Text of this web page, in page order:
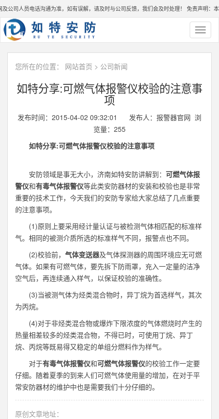
人员电话沟通为准，如有误解，请及时与公司反馈，我们会及时处理！免责声明：本公
您所在的位置： 网站首页 > 公司新闻
如特分享:可燃气体报警仪校验的注意事
项
发布时间：2015-04-02 09:32:01 发布人：报警器官网 浏
览量： 255
如特分享:可燃气体报警仪校验的注意事项
安防领域是事无大小，济南如特安防讲解到： 可燃气体报
警仪和有毒气体报警仪等此类安防器材的安装和校验也是非常
重要的技术工作，今天我们的安防专家给大家总结了几点重要
的注意事项。
(1)原则上要采用经计量认证与被检测气体相匹配的标准样
气。相同的被测介质所选的标准样气不同，报警点也不同。
(2)校验前， 气体变送器及气体探测器的周围环境应无可燃
气体。如果有可燃气体，要先拆下防雨罩，充入一定量的洁净
空气后，再连续通入样气，以保证校验的准确性。
(3)当被测气体为烃类混合物时，异丁烷为首选样气，其次
为丙烷。
(4)对于非烃类混合物或爆炸下限浓度的气体燃烧时产生的
热量相差较多的烃类混合物，不得已时，可使用丁烷、异丁
烷、丙烷等既易得又稳定的单组分燃料作为样气。
对于有毒气体报警仪和可燃气体报警仪的校验工作一定要
仔细。随着夏季的到来人们可燃气体使用量的增加，在对于平
常安防器材的维护中也是需要我们十分仔细的。
原创文章地址：